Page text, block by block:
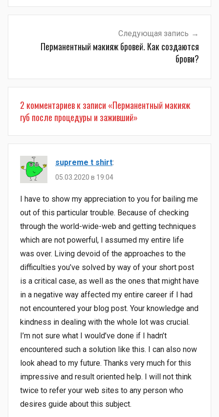
Следующая запись
Перманентный макияж бровей. Как создаются
брови?
2 комментариев к записи «Перманентный макияж
губ после процедуры и заживший»
supreme t shirt:
05.03.2020 в 19:04
I have to show my appreciation to you for bailing me
out of this particular trouble. Because of checking
through the world-wide-web and getting techniques
which are not powerful, I assumed my entire life
was over. Living devoid of the approaches to the
difficulties you’ve solved by way of your short post
is a critical case, as well as the ones that might have
in a negative way affected my entire career if I had
not encountered your blog post. Your knowledge and
kindness in dealing with the whole lot was crucial.
I’m not sure what I would’ve done if I hadn’t
encountered such a solution like this. I can also now
look ahead to my future. Thanks very much for this
impressive and result oriented help. I will not think
twice to refer your web sites to any person who
desires guide about this subject.